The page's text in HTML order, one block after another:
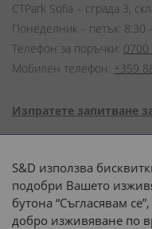
CTPark Sofia – сграда 3,
Понеделник – петък: 8:30
Телефон за поръчки: 0700
Мобилен телефон: +359
Изпратете запитване
S&D използва
подобри Вашето
бутона “Съгласявам
добро изживяване по